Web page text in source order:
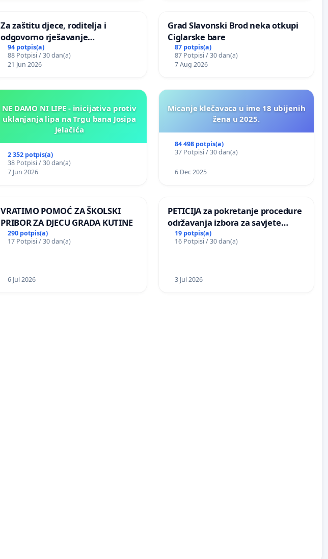
Za zaštitu djece, roditelja i
odgovorno rješavanje
maloljetničkog nasilja
94 potpis(a)
88 Potpisi / 30 dan(a)
21 Jun 2026
Grad Slavonski Brod neka otkupi
Ciglarske bare
87 potpis(a)
87 Potpisi / 30 dan(a)
7 Aug 2026
NE DAMO NI LIPE - inicijativa protiv
uklanjanja lipa na Trgu bana Josipa
Jelačića
2 352 potpis(a)
38 Potpisi / 30 dan(a)
7 Jun 2026
Micanje klečavaca u ime 18 ubijenih
žena u 2025.
84 498 potpis(a)
37 Potpisi / 30 dan(a)
6 Dec 2025
VRATIMO POMOĆ ZA ŠKOLSKI
PRIBOR ZA DJECU GRADA KUTINE
290 potpis(a)
17 Potpisi / 30 dan(a)
6 Jul 2026
PETICIJA za pokretanje procedure
održavanja izbora za savjete
mjesnih zajednica u Općini
Bugojno
19 potpis(a)
16 Potpisi / 30 dan(a)
3 Jul 2026